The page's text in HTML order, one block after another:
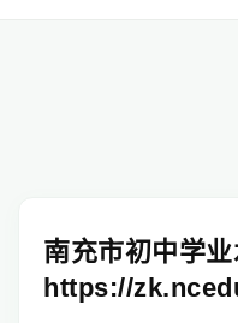
南充市初中学业
https://